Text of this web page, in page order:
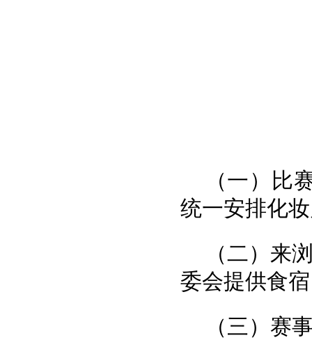
（一）比
统一安排化
（二）来
委会提供食
（三）赛